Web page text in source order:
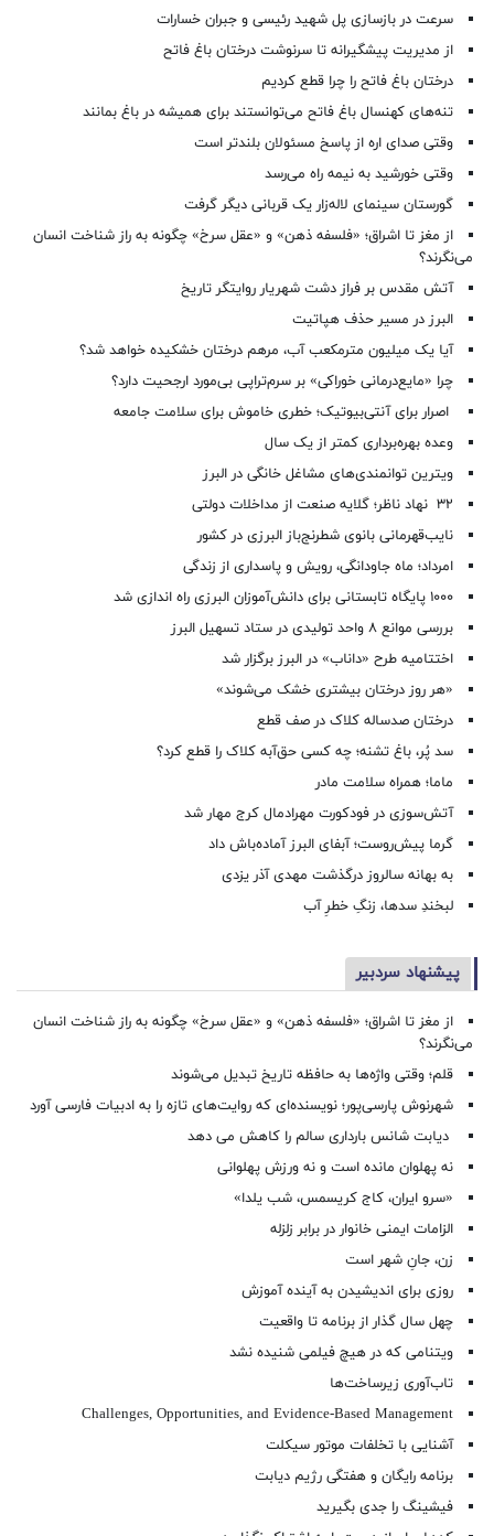
سرعت در بازسازی پل شهید رئیسی و جبران خسارات
از مدیریت پیشگیرانه تا سرنوشت درختان باغ فاتح
درختان باغ فاتح را چرا قطع کردیم
تنه‌های کهنسال باغ فاتح می‌توانستند برای همیشه در باغ بمانند
وقتی صدای اره از پاسخ مسئولان بلندتر است
وقتی خورشید به نیمه راه می‌رسد
گورستان سینمای لاله‌زار یک قربانی دیگر گرفت
از مغز تا اشراق؛ «فلسفه ذهن» و «عقل سرخ» چگونه به راز شناخت انسان
می‌نگرند؟
آتش مقدس بر فراز دشت شهریار روایتگر تاریخ
البرز در مسیر حذف هپاتیت
آیا یک میلیون مترمکعب آب، مرهم درختان خشکیده خواهد شد؟
چرا «مایع‌درمانی خوراکی» بر سرم‌تراپی بی‌مورد ارجحیت دارد؟
اصرار برای آنتی‌بیوتیک؛ خطری خاموش برای سلامت جامعه
وعده بهره‌برداری کمتر از یک سال
ویترین توانمندی‌های مشاغل خانگی در البرز
۳۲ نهاد ناظر؛ گلایه صنعت از مداخلات دولتی
نایب‌قهرمانی بانوی شطرنج‌باز البرزی در کشور
امرداد؛ ماه جاودانگی، رویش و پاسداری از زندگی
۱۰۰۰ پایگاه تابستانی برای دانش‌آموزان البرزی راه اندازی شد
بررسی موانع ۸ واحد تولیدی در ستاد تسهیل البرز
اختتامیه طرح «داناب» در البرز برگزار شد
«هر روز درختان بیشتری خشک می‌شوند»
درختان صدساله کلاک در صف قطع
سد پُر، باغ تشنه؛ چه کسی حق‌آبه کلاک را قطع کرد؟
ماما؛ همراه سلامت مادر
آتش‌سوزی در فودکورت مهرادمال کرج مهار شد
گرما پیش‌روست؛ آبفای البرز آماده‌باش داد
به بهانه سالروز درگذشت مهدی آذر یزدی
لبخندِ سدها، زنگِ خطرِ آب
پیشنهاد سردبیر
از مغز تا اشراق؛ «فلسفه ذهن» و «عقل سرخ» چگونه به راز شناخت انسان
می‌نگرند؟
قلم؛ وقتی واژه‌ها به حافظه تاریخ تبدیل می‌شوند
شهرنوش پارسی‌پور؛ نویسنده‌ای که روایت‌های تازه را به ادبیات فارسی آورد
دیابت شانس بارداری سالم را کاهش می دهد
نه پهلوان مانده است و نه ورزش پهلوانی
«سرو ایران، کاج کریسمس، شب یلدا»
الزامات ایمنی خانوار در برابر زلزله
زن، جانِ شهر است
روزی برای اندیشیدن به آینده آموزش
چهل سال گذار از برنامه تا واقعیت
ویتنامی که در هیچ فیلمی شنیده نشد
تاب‌آوری زیرساخت‌ها
Challenges, Opportunities, and Evidence-Based Management
آشنایی با تخلفات موتور سیکلت
برنامه رایگان و هفتگی رژیم دیابت
فیشینگ را جدی بگیرید